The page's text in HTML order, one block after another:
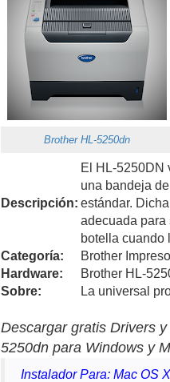
Brother HL-5250dn
Descripción:
El HL-5250DN
una bandeja
estándar.
adecuada para
botella cuando
Categoría:
Brother
Hardware:
Brother HL-
Sobre:
La universal
Descargar gratis Drivers
5250dn para Windows y
Instalador Para: Mac OS